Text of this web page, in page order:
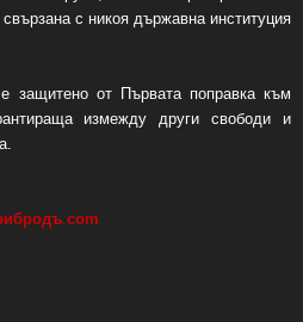
с никоя държавна институция
защитено от Първата поправка към
измежду други свободи и
.com